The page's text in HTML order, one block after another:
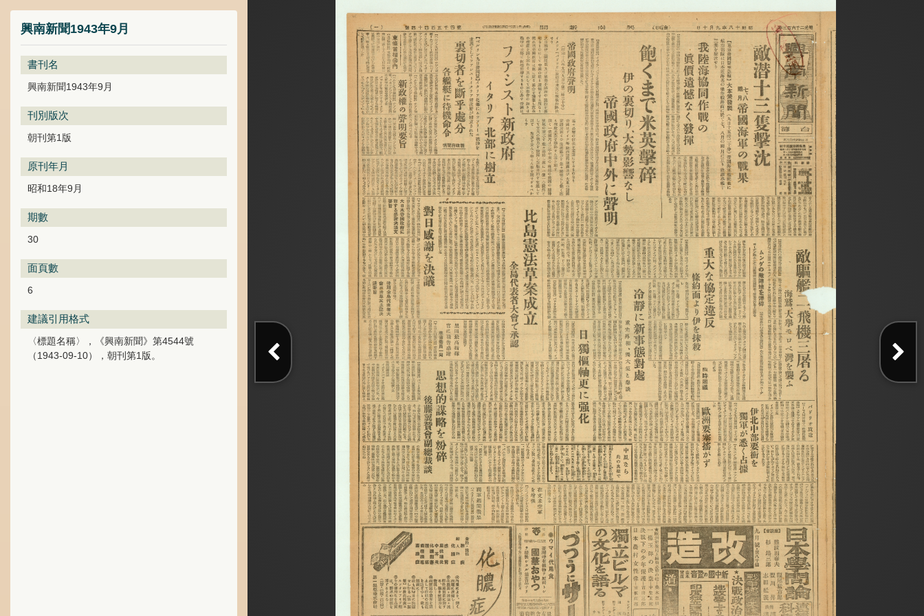
興南新聞1943年9月
書刊名
興南新聞1943年9月
刊別版次
朝刊第1版
原刊年月
昭和18年9月
期數
30
面頁數
6
建議引用格式
〈標題名稱〉，《興南新聞》第4544號
（1943-09-10），朝刊第1版。